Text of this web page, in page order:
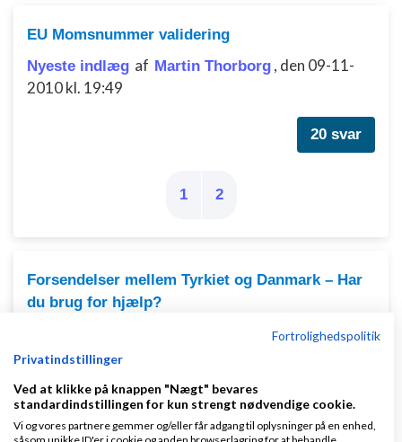
EU Momsnummer validering
Nyeste indlæg af Martin Thorborg , den 09-11-
2010 kl. 19:49
20 svar
1 2
Forsendelser mellem Tyrkiet og Danmark – Har
du brug for hjælp?
den 18-06-2026 kl.
13:25
0 svar
Fortrolighedspolitik
Privatindstillinger
Ved at klikke på knappen "Nægt" bevares
standardindstillingen for kun strengt nødvendige cookie.
Vi og vores partnere gemmer og/eller får adgang til oplysninger på en enhed,